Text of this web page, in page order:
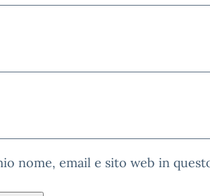
nome, email e sito web in